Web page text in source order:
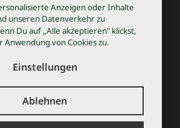
97508 Grettstadt
/ info@hochzeitsshopping.com
AGB
IMPRESSUM
Anzeigen oder Inhalte
unseren Datenverkehr zu
Du auf „Alle akzeptieren" klickst,
Anwendung von Cookies zu.
Einstellungen
Ablehnen